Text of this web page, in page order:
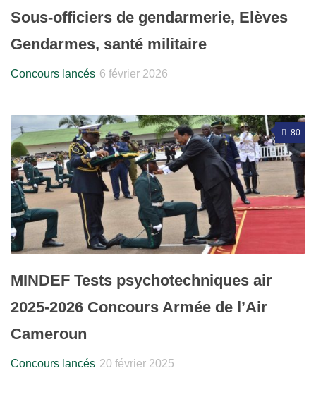
Sous-officiers de gendarmerie, Elèves
Gendarmes, santé militaire
Concours lancés 6 février 2026
80
MINDEF Tests psychotechniques air
2025-2026 Concours Armée de l’Air
Cameroun
Concours lancés 20 février 2025